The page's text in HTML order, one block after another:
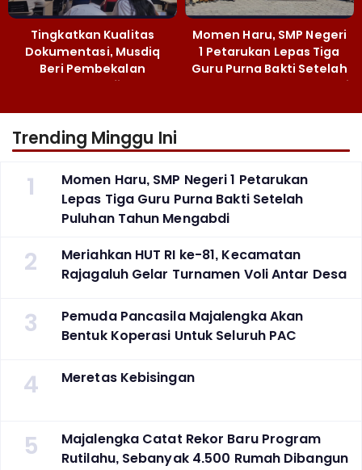
Tingkatkan Kualitas
Dokumentasi, Musdiq
Beri Pembekalan
Fotografi ‎
Momen Haru, SMP Negeri
1 Petarukan Lepas Tiga
Guru Purna Bakti Setelah
Puluhan Tahun Mengabdi
Trending Minggu Ini
1
Momen Haru, SMP Negeri 1 Petarukan
Lepas Tiga Guru Purna Bakti Setelah
Puluhan Tahun Mengabdi
2
Meriahkan HUT RI ke-81, Kecamatan
Rajagaluh Gelar Turnamen Voli Antar Desa
3
Pemuda Pancasila Majalengka Akan
Bentuk Koperasi Untuk Seluruh PAC
4 Meretas Kebisingan
5
Majalengka Catat Rekor Baru Program
Rutilahu, Sebanyak 4.500 Rumah Dibangun